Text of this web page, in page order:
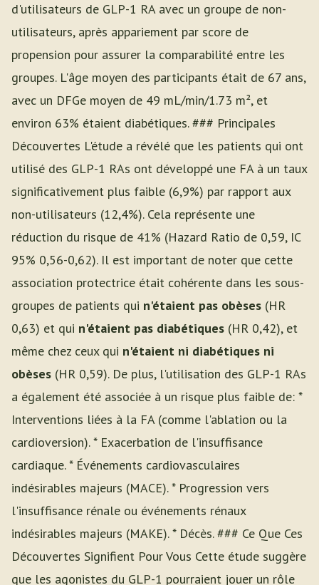
d'utilisateurs de GLP-1 RA avec un groupe de non-
utilisateurs, après appariement par score de
propension pour assurer la comparabilité entre les
groupes. L'âge moyen des participants était de 67 ans,
avec un DFGe moyen de 49 mL/min/1.73 m², et
environ 63% étaient diabétiques. ### Principales
Découvertes L'étude a révélé que les patients qui ont
utilisé des GLP-1 RAs ont développé une FA à un taux
significativement plus faible (6,9%) par rapport aux
non-utilisateurs (12,4%). Cela représente une
réduction du risque de 41% (Hazard Ratio de 0,59, IC
95% 0,56-0,62). Il est important de noter que cette
association protectrice était cohérente dans les sous-
groupes de patients qui n'étaient pas obèses (HR
0,63) et qui n'étaient pas diabétiques (HR 0,42), et
même chez ceux qui n'étaient ni diabétiques ni
obèses (HR 0,59). De plus, l'utilisation des GLP-1 RAs
a également été associée à un risque plus faible de: *
Interventions liées à la FA (comme l'ablation ou la
cardioversion). * Exacerbation de l'insuffisance
cardiaque. * Événements cardiovasculaires
indésirables majeurs (MACE). * Progression vers
l'insuffisance rénale ou événements rénaux
indésirables majeurs (MAKE). * Décès. ### Ce Que Ces
Découvertes Signifient Pour Vous Cette étude suggère
que les agonistes du GLP-1 pourraient jouer un rôle